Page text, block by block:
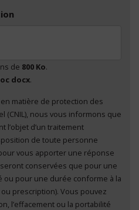
de 800 Ko.
docx.
je consens au traitement
personnel *
matière de protection des
(CNIL), nous vous informons que
l’objet d’un traitement
vous apporter une réponse
conservées que pour une
ou pour une durée conforme à la
prescription). Vous pouvez
l’effacement ou la portabilité